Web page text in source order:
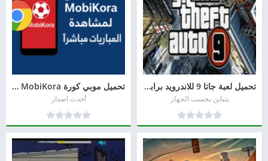
تحميل لعبة جاتا 9 للاندرويد برابط مباشر
يتباين بحسب الجهاز
تحميل موبي كورة MobiKora لمشاهدة المباريات لنظام أندرويد
أحدث اصدار